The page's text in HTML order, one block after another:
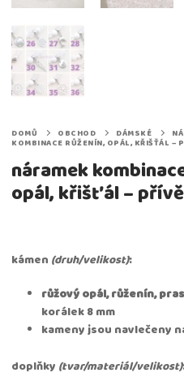
DOMŮ OBCHOD DÁMSKÉ
KOMBINACE RŮŽENÍN, OPÁL, KŘIŠŤÁL –
náramek
opál, křišťál –
kámen (druh/velikost):
růžový opál, růženín,
korálek 8 mm
kameny jsou navlečeny
doplňky (tvar/materiál/velikost)